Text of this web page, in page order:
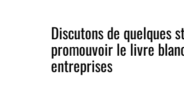
Discutons de quelques
promouvoir le livre
entreprises